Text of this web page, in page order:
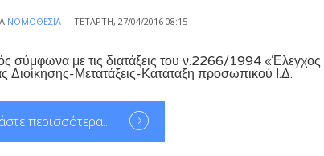
ΝΟΜΟΘΕΣΊΑ ΤΕΤΆΡΤΗ, 27/04/2016 08:15
σύμφωνα με τις διατάξεις του ν.2266/1994 «Έλεγχος
Διοίκησης-Μετατάξεις-Κατάταξη προσωπικού Ι.Δ.
περισσότερα...